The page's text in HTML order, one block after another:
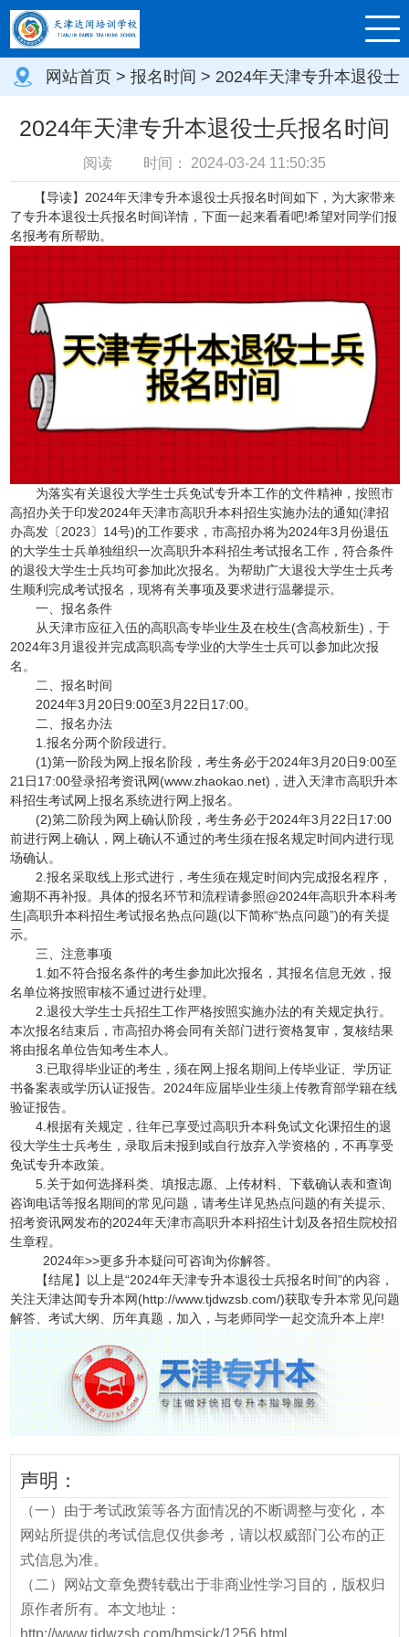
网站首页 > 报名时间 > 2024年天津专升本退役士
兵报名时间
2024年天津专升本退役士兵报名时间
阅读 时间： 2024-03-24 11:50:35
【导读】 2024年天津专升本退役士兵报名时间如下，为大家带来
了专升本退役士兵报名时间详情， 下面一起来看看吧!希望对同学们报
名报考有所帮助。
为落实有关退役大学生士兵免试专升本工作的文件精神，按照市
高招办关于印发2024年天津市高职升本科招生实施办法的通知(津招
办高发〔2023〕14号)的工作要求，市高招办将为2024年3月份退伍
的大学生士兵单独组织一次高职升本科招生考试报名工作，符合条件
的退役大学生士兵均可参加此次报名。为帮助广大退役大学生士兵考
生顺利完成考试报名，现将有关事项及要求进行温馨提示。
一、报名条件
从天津市应征入伍的高职高专毕业生及在校生(含高校新生)，于
2024年3月退役并完成高职高专学业的大学生士兵可以参加此次报
名。
二、报名时间
2024年3月20日9:00至3月22日17:00。
二、报名办法
1.报名分两个阶段进行。
(1)第一阶段为网上报名阶段，考生务必于2024年3月20日9:00至
21日17:00登录招考资讯网(www.zhaokao.net)，进入天津市高职升本
科招生考试网上报名系统进行网上报名。
(2)第二阶段为网上确认阶段，考生务必于2024年3月22日17:00
前进行网上确认，网上确认不通过的考生须在报名规定时间内进行现
场确认。
2.报名采取线上形式进行，考生须在规定时间内完成报名程序，
逾期不再补报。具体的报名环节和流程请参照@2024年高职升本科考
生|高职升本科招生考试报名热点问题(以下简称“热点问题”)的有关提
示。
三、注意事项
1.如不符合报名条件的考生参加此次报名，其报名信息无效，报
名单位将按照审核不通过进行处理。
2.退役大学生士兵招生工作严格按照实施办法的有关规定执行。
本次报名结束后，市高招办将会同有关部门进行资格复审，复核结果
将由报名单位告知考生本人。
3.已取得毕业证的考生，须在网上报名期间上传毕业证、学历证
书备案表或学历认证报告。2024年应届毕业生须上传教育部学籍在线
验证报告。
4.根据有关规定，往年已享受过高职升本科免试文化课招生的退
役大学生士兵考生，录取后未报到或自行放弃入学资格的，不再享受
免试专升本政策。
5.关于如何选择科类、填报志愿、上传材料、下载确认表和查询
咨询电话等报名期间的常见问题，请考生详见热点问题的有关提示、
招考资讯网发布的2024年天津市高职升本科招生计划及各招生院校招
生章程。
2024年>>更多升本疑问可咨询为你解答。
【结尾】以上是“2024年天津专升本退役士兵报名时间”的内容，
关注天津达闻专升本网(http://www.tjdwzsb.com/)获取专升本常见问题
解答、考试大纲、历年真题，加入，与老师同学一起交流升本上岸!
声明：
（一）由于考试政策等各方面情况的不断调整与变化，本
网站所提供的考试信息仅供参考，请以权威部门公布的正
式信息为准。
（二）网站文章免费转载出于非商业性学习目的，版权归
原作者所有。本文地址：